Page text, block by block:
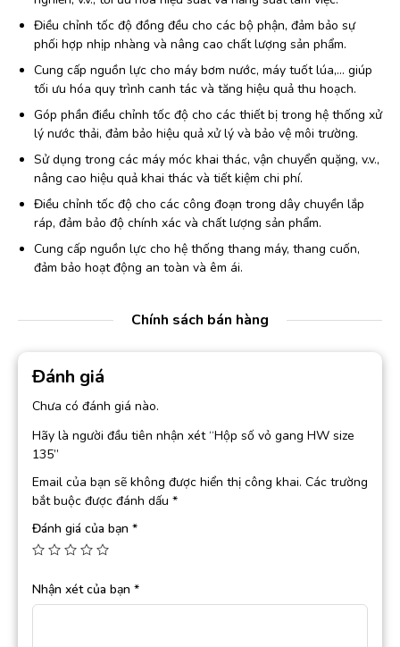
Điều chỉnh tốc độ đồng đều cho các bộ phận, đảm bảo sự
phối hợp nhịp nhàng và nâng cao chất lượng sản phẩm.
Cung cấp nguồn lực cho máy bơm nước, máy tuốt lúa,… giúp
tối ưu hóa quy trình canh tác và tăng hiệu quả thu hoạch.
Góp phần điều chỉnh tốc độ cho các thiết bị trong hệ thống xử
lý nước thải, đảm bảo hiệu quả xử lý và bảo vệ môi trường.
Sử dụng trong các máy móc khai thác, vận chuyển quặng, v.v.,
nâng cao hiệu quả khai thác và tiết kiệm chi phí.
Điều chỉnh tốc độ cho các công đoạn trong dây chuyền lắp
ráp, đảm bảo độ chính xác và chất lượng sản phẩm.
Cung cấp nguồn lực cho hệ thống thang máy, thang cuốn,
đảm bảo hoạt động an toàn và êm ái.
Chính sách bán hàng
Đánh giá
Chưa có đánh giá nào.
Hãy là người đầu tiên nhận xét “Hộp số vỏ gang HW size
135”
Email của bạn sẽ không được hiển thị công khai. Các trường
bắt buộc được đánh dấu *
Đánh giá của bạn *
Nhận xét của bạn *